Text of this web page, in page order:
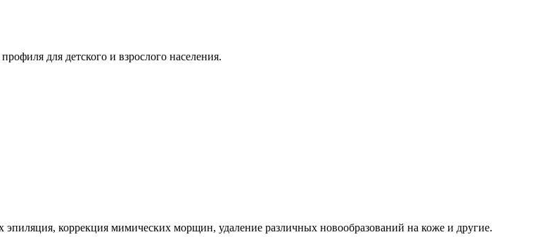
для детского и взрослого населения.
эпиляция, коррекция мимических морщин, удаление различных новообразований на коже и другие.